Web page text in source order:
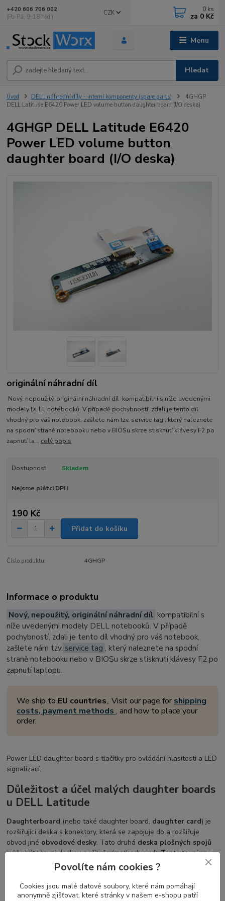
Menu
CZK
Hledat
+420 606 706 002
(Po-Pá, 9-18 hod.)
0 ks
za 0 Kč
Úvod DELL náhradní díly - interní komponenty (spare parts)
4GHGP
DELL Latitude E6420 Power LED volume button daughter board (I/O deska)
4GHGP DELL Latitude E6420
Power LED volume button
daughter board (I/O deska)
originální náhradní díl
Nový, nepoužitý, originální náhradní díl kompatibilní s níže uvedenými
modely DELL notebooků. V případě pochybností, zdali je tento díl
vhodný pro váš notebook, zašlete nám tzv. service tag , který naleznete
na spodní straně notebooku nebo v BIOSu skrze stisknutí klávesy F2 po
zapnutí la... celý popis
Dostupnost Skladem
Nejsme plátci DPH
190 Kč
Přidat do košíku
Číslo produktu: 4GHGP
Informace o produktu
Nový, nepoužitý, originální náhradní díl kompatibilní s
níže uvedenými modely DELL notebooků. V případě
pochybností, zdali je tento díl vhodný pro váš notebook,
zašlete nám tzv. service tag , který naleznete na spodní
straně notebooku nebo v BIOSu skrze stisknutí klávesy F2 po
zapnutí laptopu.
We ship to EU countries,. Visit our page for shipping
costs, payment methods, and how to place your
order.
Power LED daughter board s tlačítky pro ovládání hlasitosti a LED
signalizací.
Důležitost a účel malých daughter boards
u DELL Latitude
Daughterboard (nebo také daughter board, daughter card) je
rozšiřující deska s konektory, která se zapojuje do a rozšiřuje
obvod jiné obvodové desky. Tato druhá deska plošných spojů
může být hlavní deskou počítače (motherboard). Tento termín se
běžně používá výrobci notebooků k popisu modulů, které se
Povolíte nám cookies ?
Cookies jsou malé datové soubory, které nám pomáhají
anonymně zjišťovat, které stránky v našem e-shopu patří